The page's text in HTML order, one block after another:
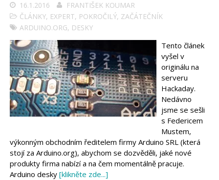
16.1.2016
FRANTIŠEK KOUMAR
ČLÁNKY, EXPERT, POKROČILÝ, ZAČÁTEČNÍK
ARDUINO.ORG, DESKY
Tento článek
vyšel v
originálu na
serveru
Hackaday.
Nedávno
jsme se sešli
s Federicem
Mustem,
výkonným obchodním ředitelem firmy Arduino SRL (která
stojí za Arduino.org), abychom se dozvěděli, jaké nové
produkty firma nabízí a na čem momentálně pracuje.
Arduino desky [klikněte zde...]